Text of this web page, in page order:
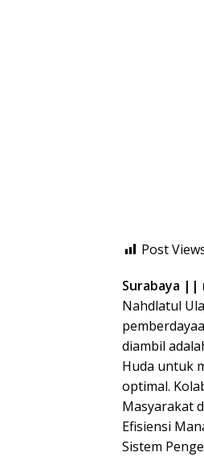
Post
Surabaya ||
Nahdlatul
diambil
Huda untuk
optimal.
Masyarakat
Efisiensi
Sistem